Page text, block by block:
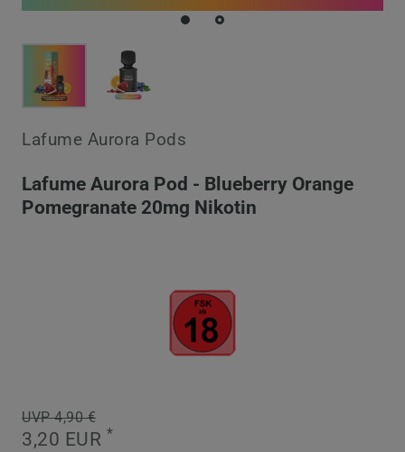
Lafume Aurora Pods
Lafume Aurora Pod - Blueberry Orange
Pomegranate 20mg Nikotin
UVP 4,90 €
3,20 EUR *